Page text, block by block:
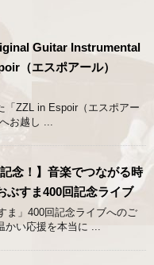
Guitar Instrumental
（エスポアール）
「ZZL in Espoir（エスポアー
お越し ...
記念！】音楽でつながる時
ぶすま400回記念ライブ
ま」400回記念ライブへのご
かい応援を本当に ...